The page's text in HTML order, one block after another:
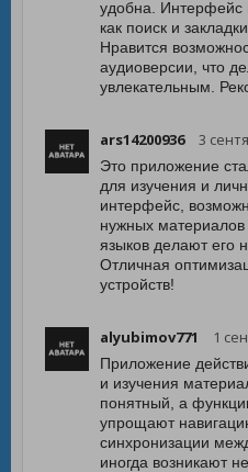
удобна. Интерфейс
как поиск и
Нравится
аудиоверсии, что
увлекательным.
ars14200936 3
Это приложение
для изучения и
интерфейс,
нужных материалов
языков делают его
Отличная
устройств!
alyubimov771 1
Приложение
и изучения
понятный, а
упрощают
синхронизации
иногда возникают